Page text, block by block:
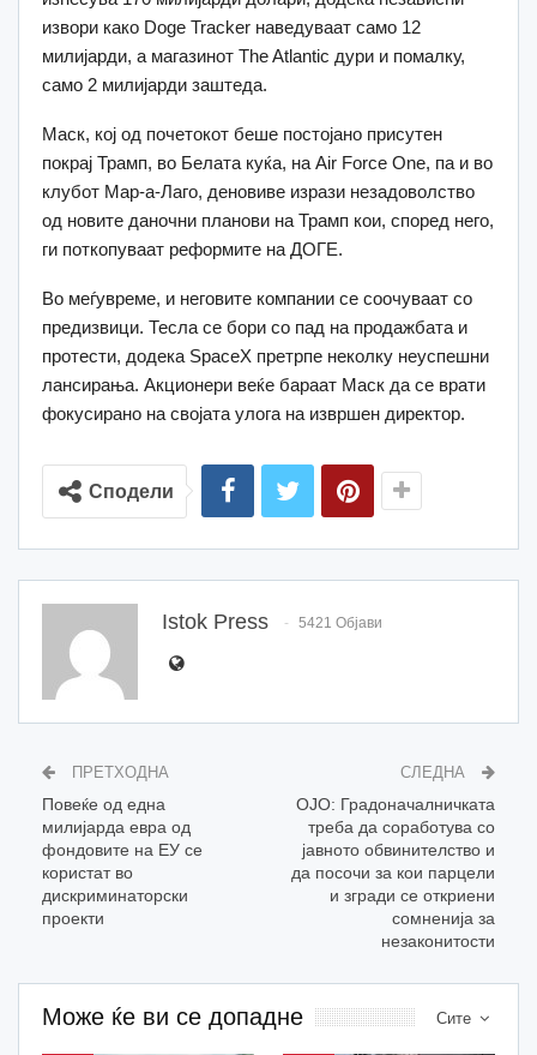
извори како Doge Tracker наведуваат само 12
милијарди, а магазинот The Atlantic дури и помалку,
само 2 милијарди заштеда.
Маск, кој од почетокот беше постојано присутен
покрај Трамп, во Белата куќа, на Air Force One, па и во
клубот Мар-а-Лаго, деновиве изрази незадоволство
од новите даночни планови на Трамп кои, според него,
ги поткопуваат реформите на ДОГЕ.
Во меѓувреме, и неговите компании се соочуваат со
предизвици. Тесла се бори со пад на продажбата и
протести, додека SpaceX претрпе неколку неуспешни
лансирања. Акционери веќе бараат Маск да се врати
фокусирано на својата улога на извршен директор.
Сподели
Istok Press 5421 Објави
ПРЕТХОДНА
Повеќе од една
милијарда евра од
фондовите на ЕУ се
користат во
дискриминаторски
проекти
СЛЕДНА
ОЈО: Градоначалничката
треба да соработува со
јавното обвинителство и
да посочи за кои парцели
и згради се откриени
сомненија за
незаконитости
Сите
Може ќе ви се допадне